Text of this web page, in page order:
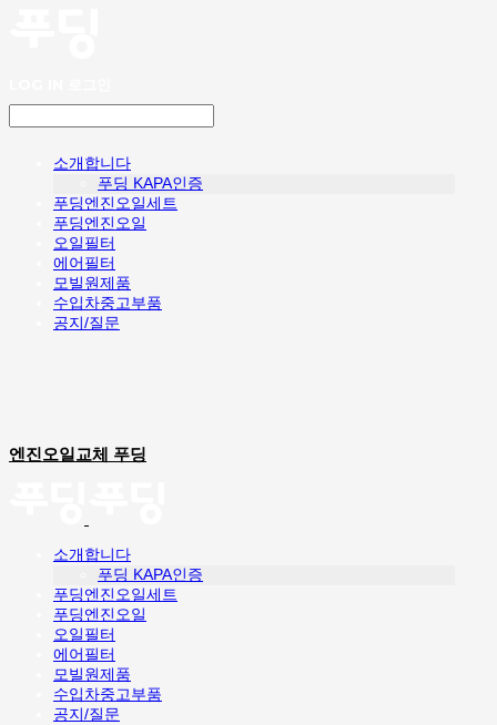
소개합니다
푸딩 KAPA인증
푸딩엔진오일세트
푸딩엔진오일
오일필터
에어필터
모빌원제품
수입차중고부품
공지/질문
엔진오일교체 푸딩
소개합니다
푸딩 KAPA인증
푸딩엔진오일세트
푸딩엔진오일
오일필터
에어필터
모빌원제품
수입차중고부품
공지/질문